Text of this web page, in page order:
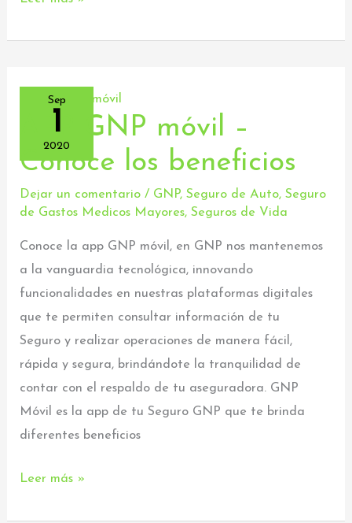
Sep
1
2020
APP GNP móvil –
Conoce los beneficios
Dejar un comentario / GNP,Seguro de Auto,Seguro
de Gastos Medicos Mayores,Seguros de Vida
Conoce la app GNP móvil, en GNP nos mantenemos
a la vanguardia tecnológica, innovando
funcionalidades en nuestras plataformas digitales
que te permiten consultar información de tu
Seguro y realizar operaciones de manera fácil,
rápida y segura, brindándote la tranquilidad de
contar con el respaldo de tu aseguradora. GNP
Móvil es la app de tu Seguro GNP que te brinda
diferentes beneficios
GNP
móvil
–
Conoce
los
beneficios
Leer más »